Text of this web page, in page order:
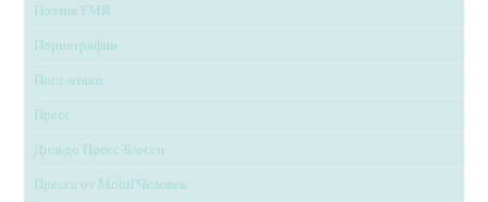
Поэзия FMR
Порнографии
Пост-атаки
Пресс
Дильдо Пресс Блесси
Пресса от Mobil'Человек